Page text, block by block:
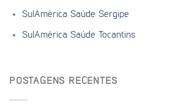
SulAmérica Saúde Sergipe
SulAmérica Saúde Tocantins
POSTAGENS RECENTES